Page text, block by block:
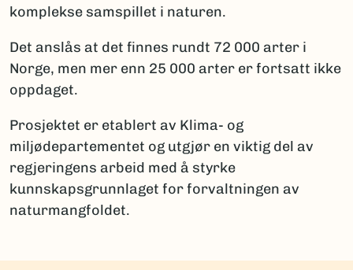
komplekse samspillet i naturen.
Det anslås at det finnes rundt 72 000 arter i
Norge, men mer enn 25 000 arter er fortsatt ikke
oppdaget.
Prosjektet er etablert av Klima- og
miljødepartementet og utgjør en viktig del av
regjeringens arbeid med å styrke
kunnskapsgrunnlaget for forvaltningen av
naturmangfoldet.